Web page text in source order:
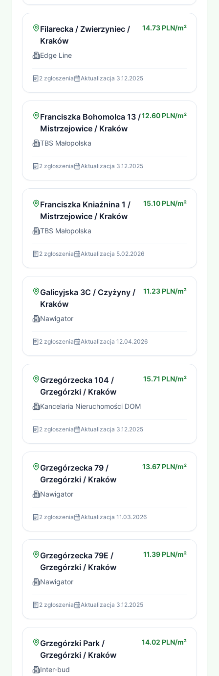
Filarecka / Zwierzyniec /
Kraków
Edge Line
14.73 PLN/m²
2 zgłoszenia Aktualizacja 3.12.2025
Franciszka Bohomolca 13 /
Mistrzejowice / Kraków
TBS Małopolska
12.60 PLN/m²
2 zgłoszenia Aktualizacja 3.12.2025
Franciszka Kniaźnina 1 /
Mistrzejowice / Kraków
TBS Małopolska
15.10 PLN/m²
2 zgłoszenia Aktualizacja 5.02.2026
Galicyjska 3C / Czyżyny /
Kraków
Nawigator
11.23 PLN/m²
2 zgłoszenia Aktualizacja 12.04.2026
Grzegórzecka 104 /
Grzegórzki / Kraków
Kancelaria Nieruchomości DOM
15.71 PLN/m²
2 zgłoszenia Aktualizacja 3.12.2025
Grzegórzecka 79 /
Grzegórzki / Kraków
Nawigator
13.67 PLN/m²
2 zgłoszenia Aktualizacja 11.03.2026
Grzegórzecka 79E /
Grzegórzki / Kraków
Nawigator
11.39 PLN/m²
2 zgłoszenia Aktualizacja 3.12.2025
Grzegórzki Park /
Grzegórzki / Kraków
Inter-bud
14.02 PLN/m²